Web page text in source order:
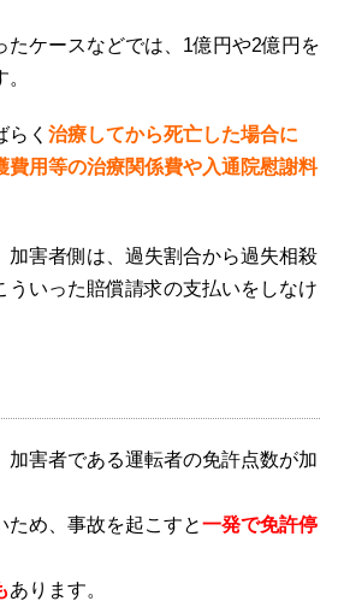
ケースなどでは、 1億円や2億円を
く 治療してから死亡した場合に
費用等の治療関係費や入通院慰謝料
加害者側は、過失割合から過失相殺
ういった賠償請求の支払いをしなけ
加害者である運転者の免許点数が加
ため、事故を起こすと一発で免許停
あります。